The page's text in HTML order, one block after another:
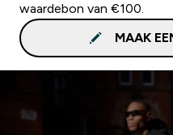
waardebon van €100.
MAAK